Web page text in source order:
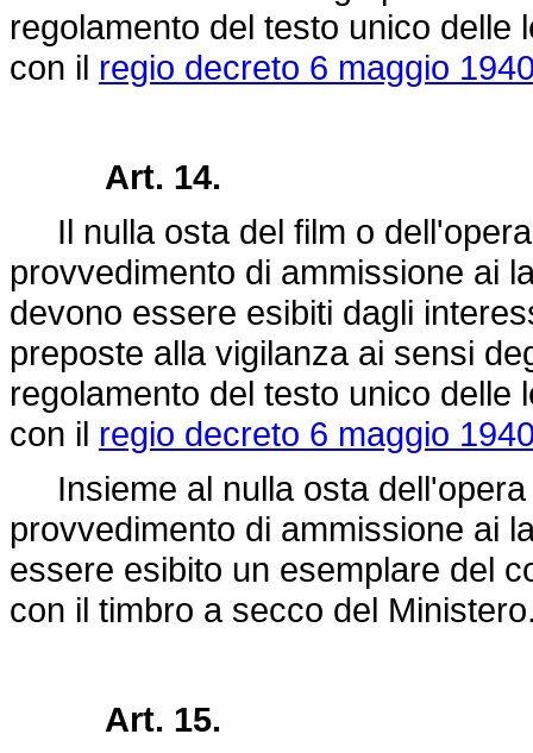
regolamento del testo unico
con il regio decreto 6 maggio
Art. 14.
Il nulla osta del film o
provvedimento di ammissione ai
devono essere esibiti dagli
preposte alla vigilanza ai sensi
regolamento del testo unico
con il regio decreto 6 maggio
Insieme al nulla osta dell'opera
provvedimento di ammissione ai
essere esibito un esemplare del
con il timbro a secco del
Art. 15.